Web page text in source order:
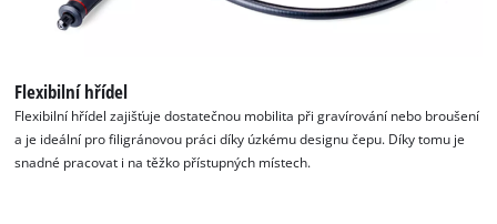
Flexibilní hřídel
Flexibilní hřídel zajišťuje dostatečnou mobilita při gravírování nebo broušení
a je ideální pro filigránovou práci díky úzkému designu čepu. Díky tomu je
snadné pracovat i na těžko přístupných místech.